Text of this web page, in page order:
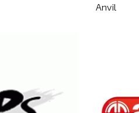
Anvil